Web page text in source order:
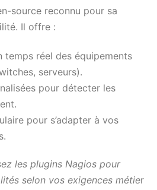
source reconnu pour sa
Il offre :
temps réel des équipements
serveurs).
pour détecter les
pour s’adapter à vos
les plugins Nagios pour
selon vos exigences métier